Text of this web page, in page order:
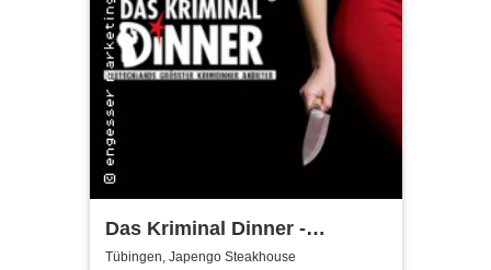
Das Kriminal Dinner -
Sherlock Holmes
Tübingen, Japengo Steakhouse